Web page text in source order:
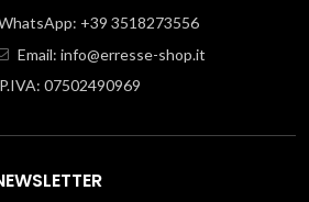
+39 3518273556
Email: info@erresse-shop.it
P.IVA: 07502490969